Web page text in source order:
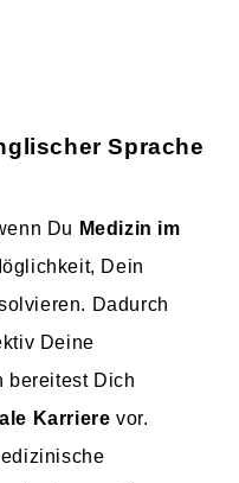
Sprache
Du Medizin im
Dein
Dadurch
Deine
bereitest Dich
Karriere vor.